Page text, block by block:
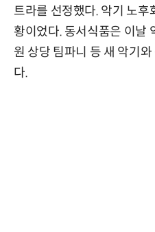
트라를 선정했다. 악기 노
황이었다. 동서식품은 이날
원 상당 팀파니 등 새 악기
다.